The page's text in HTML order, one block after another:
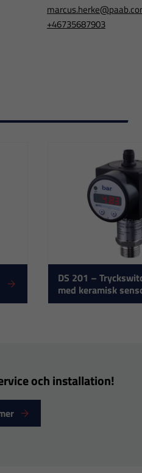
+46735687903
DS 201 –
med keramisk
och installation!
bort. De
behövs för
att hemsidan
över huvud